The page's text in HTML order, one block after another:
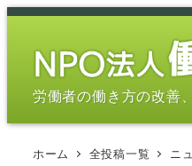
メ
労働者の働き方の改善
ホーム 全投稿一覧 ニ